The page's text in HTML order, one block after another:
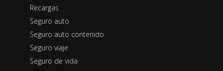
Recargas
Seguro auto
Seguro auto contenido
Seguro viaje
Seguro de vida